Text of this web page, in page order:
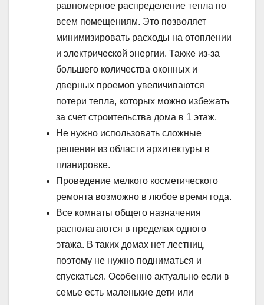
равномерное распределение тепла по
всем помещениям. Это позволяет
минимизировать расходы на отоплении
и электрической энергии. Также из-за
большего количества оконных и
дверных проемов увеличиваются
потери тепла, которых можно избежать
за счет строительства дома в 1 этаж.
Не нужно использовать сложные
решения из области архитектуры в
планировке.
Проведение мелкого косметического
ремонта возможно в любое время года.
Все комнаты общего назначения
располагаются в пределах одного
этажа. В таких домах нет лестниц,
поэтому не нужно подниматься и
спускаться. Особенно актуально если в
семье есть маленькие дети или